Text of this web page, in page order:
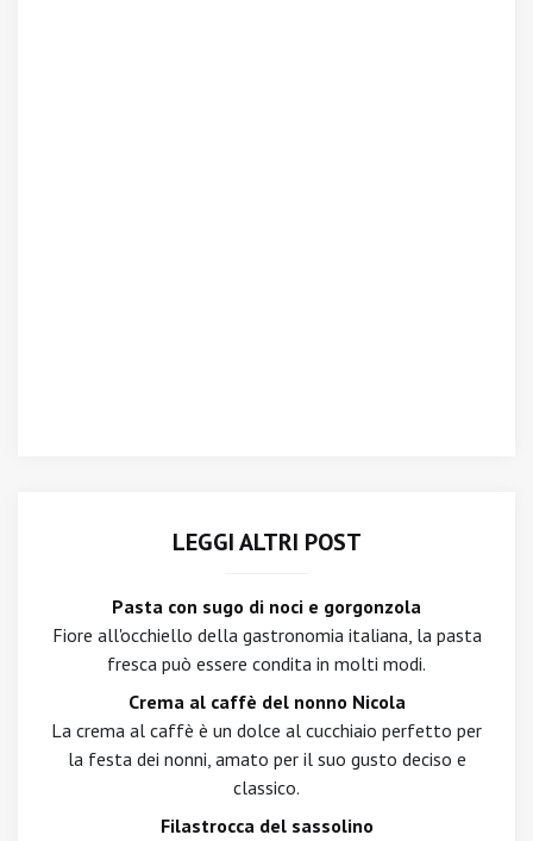
LEGGI ALTRI POST
Pasta con sugo di noci e gorgonzola
Fiore all'occhiello della gastronomia italiana, la pasta
fresca può essere condita in molti modi.
Crema al caffè del nonno Nicola
La crema al caffè è un dolce al cucchiaio perfetto per
la festa dei nonni, amato per il suo gusto deciso e
classico.
Filastrocca del sassolino